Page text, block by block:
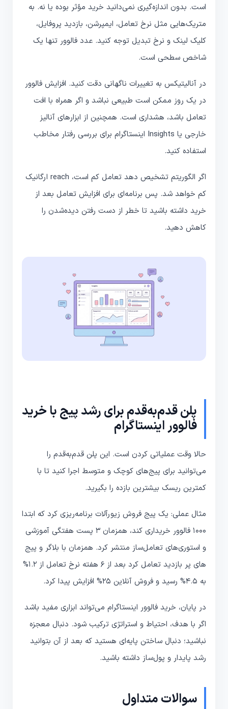
است. بدون اندازه‌گیری نمی‌دانید خرید مؤثر بوده یا نه. به
متریک‌هایی مثل نرخ تعامل، ایمپرشن، بازدید پروفایل،
کلیک لینک و نرخ تبدیل توجه کنید. عدد فالوور تنها یک
شاخص سطحی است.
در آنالیتیکس به تغییرات ناگهانی دقت کنید. افزایش فالوور
در یک روز ممکن است طبیعی نباشد و اگر همراه با افت
تعامل باشد، هشداری است. همچنین از ابزارهای آنالیز
خارجی یا Insights اینستاگرام برای بررسی رفتار مخاطب
استفاده کنید.
اگر الگوریتم تشخیص دهد تعامل کم است، reach ارگانیک
کم خواهد شد. پس برنامه‌ای برای افزایش تعامل بعد از
خرید داشته باشید تا خطر از دست رفتن دیده‌شدن را
کاهش دهید.
پلن قدم‌به‌قدم برای رشد پیج با خرید
فالوور اینستاگرام
حالا وقت عملیاتی کردن است. این پلن قدم‌به‌قدم را
می‌توانید برای پیج‌های کوچک و متوسط اجرا کنید تا با
کمترین ریسک بیشترین بازده را بگیرید.
مثال عملی: یک پیج فروش زیورآلات برنامه‌ریزی کرد که ابتدا
1000 فالوور خریداری کند، همزمان 3 پست هفتگی آموزشی
و استوری‌های تعامل‌ساز منتشر کرد. همزمان با بلاگر و پیج
های پر بازدید تعامل کرد بعد از 6 هفته نرخ تعامل از 1.2%
به 4.5% رسید و فروش آنلاین 25% افزایش پیدا کرد.
در پایان، خرید فالوور اینستاگرام می‌تواند ابزاری مفید باشد
اگر با هدف، احتیاط و استراتژی ترکیب شود. دنبال معجزه
نباشید؛ دنبال ساختن پایه‌ای هستید که بعد از آن بتوانید
رشد پایدار و پول‌ساز داشته باشید.
سوالات متداول